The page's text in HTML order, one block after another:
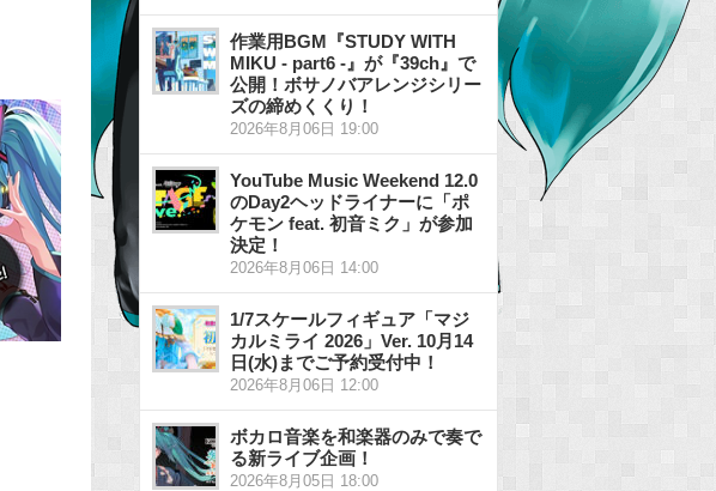
作業用BGM『STUDY WITH
MIKU - part6 -』が『39ch』で
公開！ボサノバアレンジシリー
ズの締めくくり！
2026年8月06日 19:00
YouTube Music Weekend 12.0
のDay2ヘッドライナーに「ポ
ケモン feat. 初音ミク」が参加
決定！
2026年8月06日 14:00
1/7スケールフィギュア「マジ
カルミライ 2026」Ver. 10月14
日(水)までご予約受付中！
2026年8月06日 12:00
ボカロ音楽を和楽器のみで奏で
る新ライブ企画！
2026年8月05日 18:00